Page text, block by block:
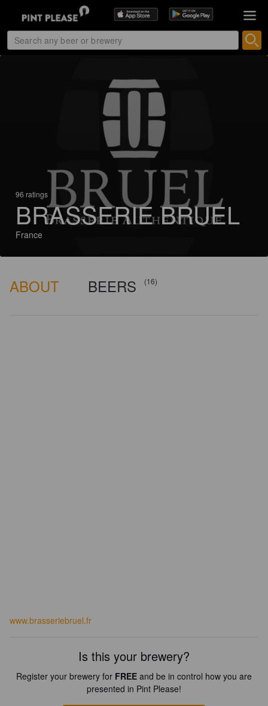
96 ratings
BRASSERIE BRUEL
France
ABOUT BEERS (16)
www.brasseriebruel.fr
Is this your brewery?
Register your brewery for FREE and be in control how you are
presented in Pint Please!